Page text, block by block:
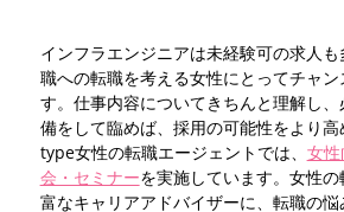
インフラエンジニアは未経験可の求人
職への転職を考える女性にとってチャ
す。仕事内容についてきちんと理解し
備をして臨めば、採用の可能性をより高
type女性の転職エージェントでは、 女
会・セミナーを実施しています。女性
富なキャリアアドバイザーに、転職の